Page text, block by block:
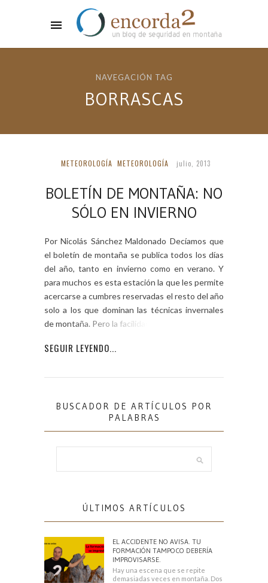
NAVEGACIÓN TAG
BORRASCAS
METEOROLOGÍA METEOROLOGÍA julio, 2013
BOLETÍN DE MONTAÑA: NO
SÓLO EN INVIERNO
Por Nicolás Sánchez Maldonado Decíamos que
el boletín de montaña se publica todos los días
del año, tanto en invierno como en verano. Y
para muchos es esta estación la que les permite
acercarse a cumbres reservadas el resto del año
solo a los que dominan las técnicas invernales
de montaña. Pero la facilidad de […]
SEGUIR LEYENDO...
BUSCADOR DE ARTÍCULOS POR
PALABRAS
ÚLTIMOS ARTÍCULOS
EL ACCIDENTE NO AVISA. TU
FORMACIÓN TAMPOCO DEBERÍA
IMPROVISARSE.
Hay una escena que se repite
demasiadas veces en montaña. Dos